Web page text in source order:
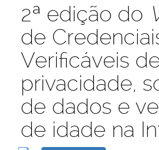
2ª edição do
de
Verificáveis
privacidade,
de dados e
de idade na